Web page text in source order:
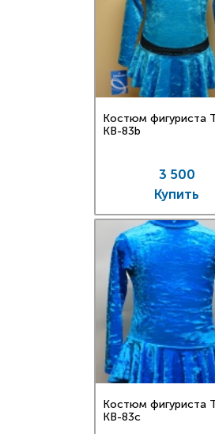
Костюм фигуриста
KB-83b
3 500
Купить
Костюм фигуриста
KB-83c